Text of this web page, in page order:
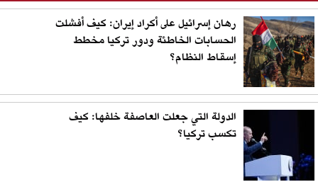
رهان إسرائيل على أكراد إيران: كيف أفشلت
الحسابات الخاطئة ودور تركيا مخطط
إسقاط النظام؟
الدولة التي جعلت العاصفة خلفها: كيف
تكسب تركيا؟